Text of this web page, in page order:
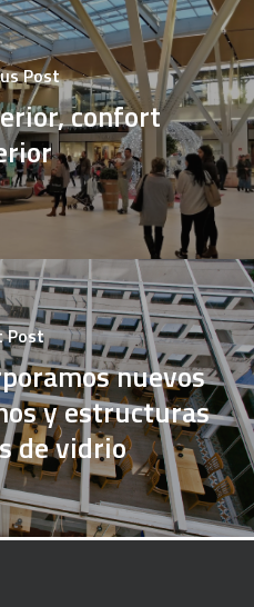
Post
confort
Post
nuevos
y estructuras
de vidrio